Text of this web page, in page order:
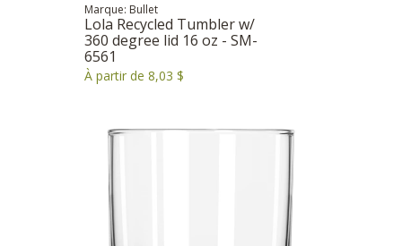
Marque: Bullet
Lola Recycled Tumbler w/
360 degree lid 16 oz - SM-
6561
À partir de 8,03 $